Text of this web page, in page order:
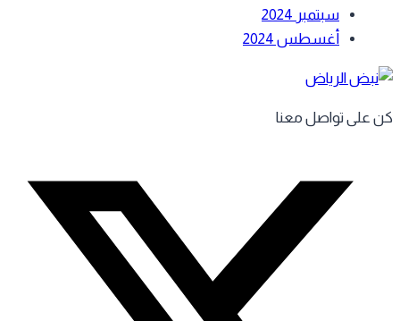
سبتمبر 2024
أغسطس 2024
على تواصل معنا